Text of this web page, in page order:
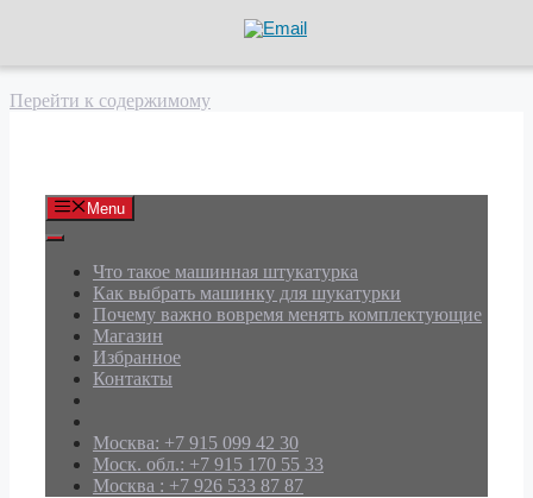
Перейти к содержимому
Menu
Что такое машинная штукатурка
Как выбрать машинку для шукатурки
Почему важно вовремя менять комплектующие
Магазин
Избранное
Контакты
Москва: +7 915 099 42 30
Моск. обл.: +7 915 170 55 33
Москва : +7 926 533 87 87